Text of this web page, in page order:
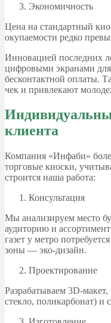
Экономичность
Цена на стандартный
окупаемости редко
Инновацией последних
цифровыми экранами
бесконтактной оплаты.
чек и привлекают
клиента
Компания «Инфаби»
торговые киоски,
строится наша работа:
Консультация
Мы анализируем место
аудиторию и
газет у метро
зоны — эко-дизайн.
Проектирование
Разрабатываем 3D-
стекло, поликарбонат) и